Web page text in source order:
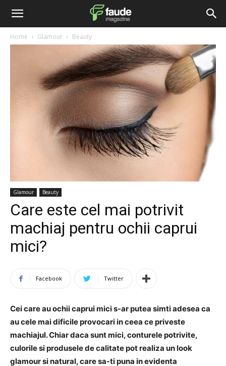
Home Glamour Beauty
Glamour Beauty
Care este cel mai potrivit
machiaj pentru ochii caprui
mici?
Facebook Twitter
Cei care au ochii caprui mici s-ar putea simti adesea ca
au cele mai dificile provocari in ceea ce priveste
machiajul. Chiar daca sunt mici, conturele potrivite,
culorile si produsele de calitate pot realiza un look
glamour si natural, care sa-ti puna in evidenta